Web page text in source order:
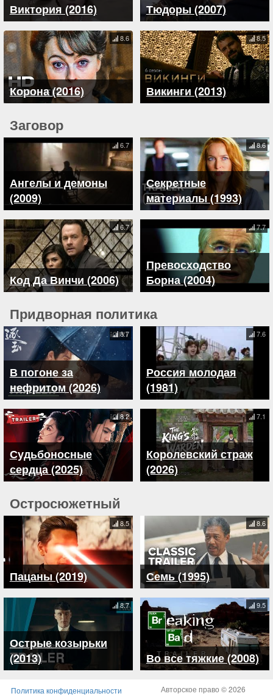
Виктория (2016) Тюдоры (2007)
Корона (2016)
8.6
Викинги (2013)
8.5
Заговор
Ангелы и демоны
(2009)
6.7
Секретные
материалы (1993)
8.6
Код Да Винчи (2006)
6.7
Превосходство
Борна (2004)
7.7
Придворная политика
В погоне за
нефритом (2026)
8.7
Россия молодая
(1981)
7.6
Судьбоносные
сердца (2025)
8.2
Королевский страж
(2026)
7.1
Остросюжетный
Пацаны (2019)
8.5
Семь (1995)
8.6
Острые козырьки
(2013)
8.7
Во все тяжкие (2008)
9.5
Политика конфиденциальности Авторское право © 2026